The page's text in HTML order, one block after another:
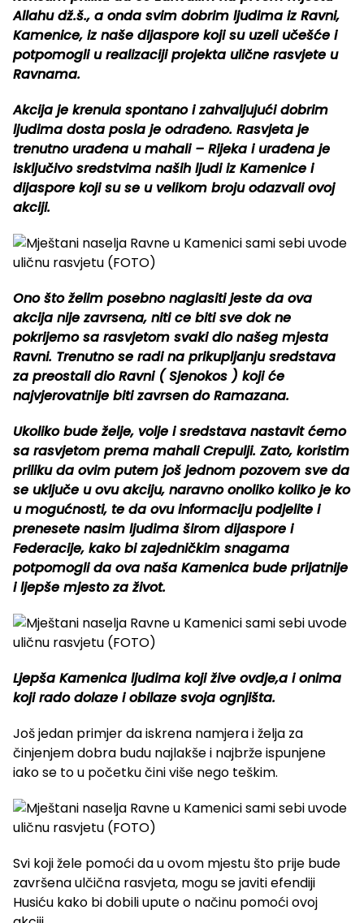
Allahu dž.š., a onda svim dobrim ljudima iz Ravni,
Kamenice, iz naše dijaspore koji su uzeli učešće i
potpomogli u realizaciji projekta ulične rasvjete u
Ravnama.
Akcija je krenula spontano i zahvaljujući dobrim
ljudima dosta posla je odrađeno. Rasvjeta je
trenutno urađena u mahali – Rijeka i urađena je
isključivo sredstvima naših ljudi iz Kamenice i
dijaspore koji su se u velikom broju odazvali ovoj
akciji.
Ono što želim posebno naglasiti jeste da ova
akcija nije zavrsena, niti ce biti sve dok ne
pokrijemo sa rasvjetom svaki dio našeg mjesta
Ravni. Trenutno se radi na prikupljanju sredstava
za preostali dio Ravni ( Sjenokos ) koji će
najvjerovatnije biti zavrsen do Ramazana.
Ukoliko bude želje, volje i sredstava nastavit ćemo
sa rasvjetom prema mahali Crepulji. Zato, koristim
priliku da ovim putem još jednom pozovem sve da
se uključe u ovu akciju, naravno onoliko koliko je ko
u mogućnosti, te da ovu informaciju podjelite i
prenesete nasim ljudima širom dijaspore i
Federacije, kako bi zajedničkim snagama
potpomogli da ova naša Kamenica bude prijatnije
i ljepše mjesto za život.
Ljepša Kamenica ljudima koji žive ovdje,a i onima
koji rado dolaze i obilaze svoja ognjišta.
Još jedan primjer da iskrena namjera i želja za
činjenjem dobra budu najlakše i najbrže ispunjene
iako se to u početku čini više nego teškim.
Svi koji žele pomoći da u ovom mjestu što prije bude
završena ulčična rasvjeta, mogu se javiti efendiji
Husiću kako bi dobili upute o načinu pomoći ovoj